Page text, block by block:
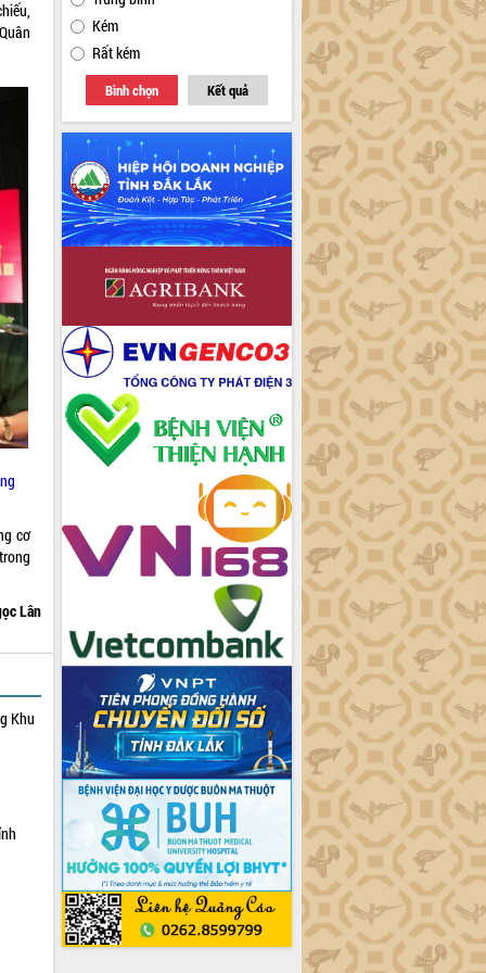
cơ
Lân
Khu
Kém
Rất kém
Bình chọn Kết quả